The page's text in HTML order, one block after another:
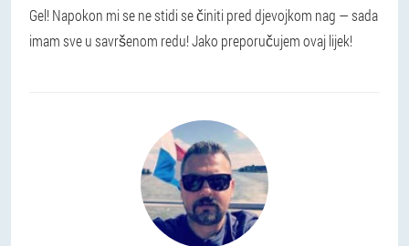
Gel! Napokon mi se ne stidi se činiti pred djevojkom nag — sada
imam sve u savršenom redu! Jako preporučujem ovaj lijek!